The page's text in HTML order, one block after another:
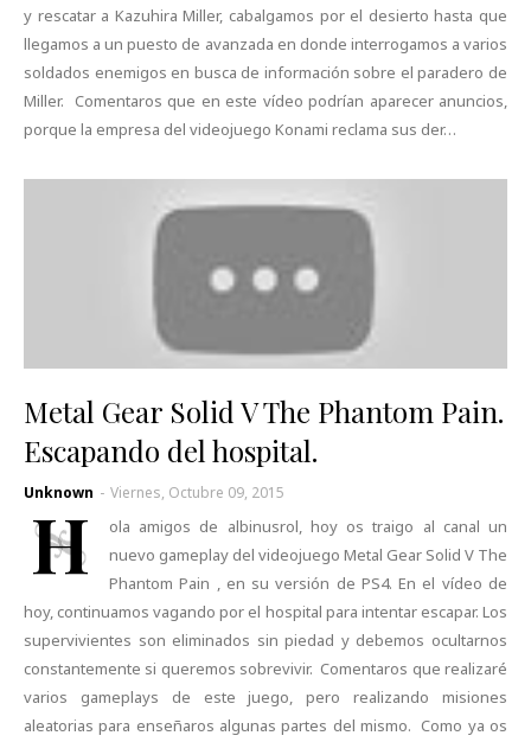
y rescatar a Kazuhira Miller, cabalgamos por el desierto hasta que
llegamos a un puesto de avanzada en donde interrogamos a varios
soldados enemigos en busca de información sobre el paradero de
Miller. Comentaros que en este vídeo podrían aparecer anuncios,
porque la empresa del videojuego Konami reclama sus der…
Metal Gear Solid V The Phantom Pain.
Escapando del hospital.
Unknown - Viernes, Octubre 09, 2015
H
ola amigos de albinusrol, hoy os traigo al canal un
nuevo gameplay del videojuego Metal Gear Solid V The
Phantom Pain , en su versión de PS4. En el vídeo de
hoy, continuamos vagando por el hospital para intentar escapar. Los
supervivientes son eliminados sin piedad y debemos ocultarnos
constantemente si queremos sobrevivir. Comentaros que realizaré
varios gameplays de este juego, pero realizando misiones
aleatorias para enseñaros algunas partes del mismo. Como ya os